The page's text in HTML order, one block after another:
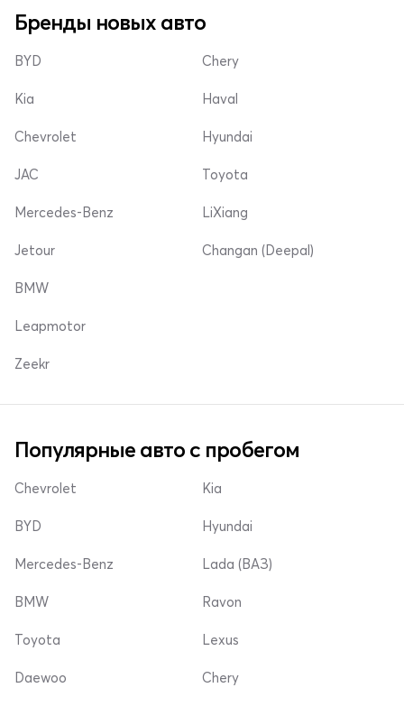
Бренды новых авто
BYD
Kia
Chevrolet
Chery
Haval
Hyundai
JAC
Mercedes-Benz
Jetour
Toyota
LiXiang
Changan (Deepal)
BMW
Leapmotor
Zeekr
Популярные авто с пробегом
Chevrolet
BYD
Mercedes-Benz
Kia
Hyundai
Lada (ВАЗ)
BMW
Toyota
Daewoo
Ravon
Lexus
Chery